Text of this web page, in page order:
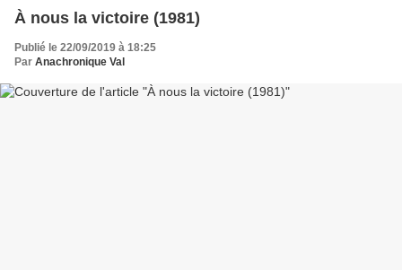
À nous la victoire (1981)
Publié le 22/09/2019 à 18:25
Par Anachronique Val